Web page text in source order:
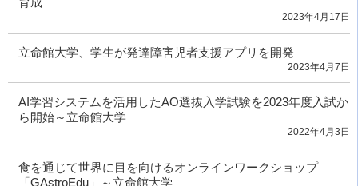
2023年4月17日
立命館大学、学生が発達障害児者支援アプリを開発
2023年4月7日
AI学習システムを活用したAO選抜入学試験を2023年度入試か
ら開始～立命館大学
2022年4月3日
食を通じて世界に目を向けるオンラインワークショップ
「GAstroEdu」～立命館大学